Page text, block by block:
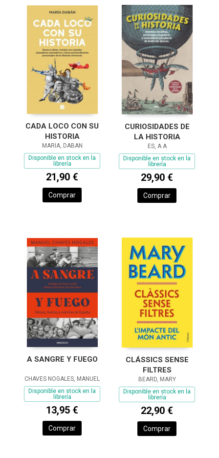
CADA LOCO CON SU
HISTORIA
MARIA, DABAN
Disponible en stock en la
librería
21,90 €
Comprar
CURIOSIDADES DE
LA HISTORIA
ES, A A
Disponible en stock en la
librería
29,90 €
Comprar
A SANGRE Y FUEGO
CHAVES NOGALES, MANUEL
Disponible en stock en la
librería
13,95 €
Comprar
CLÁSSICS SENSE
FILTRES
BEARD, MARY
Disponible en stock en la
librería
22,90 €
Comprar